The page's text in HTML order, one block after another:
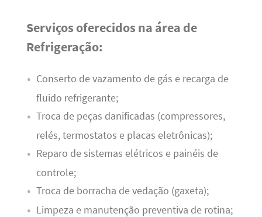
Serviços oferecidos na área de
Refrigeração:
Conserto de vazamento de gás e recarga de
fluido refrigerante;
Troca de peças danificadas (compressores,
relés, termostatos e placas eletrônicas);
Reparo de sistemas elétricos e painéis de
controle;
Troca de borracha de vedação (gaxeta);
Limpeza e manutenção preventiva de rotina;